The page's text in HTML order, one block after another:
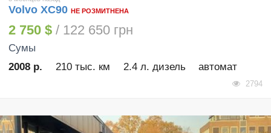
Volvo XC90 НЕ РОЗМИТНЕНА
2 750 $ / 122 650 грн
Сумы
2008 р.
210 тыс. км 2.4 л. дизель автомат
2794